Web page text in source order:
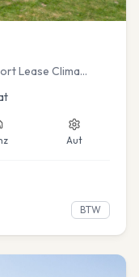
Lease Clima
Aut
BTW